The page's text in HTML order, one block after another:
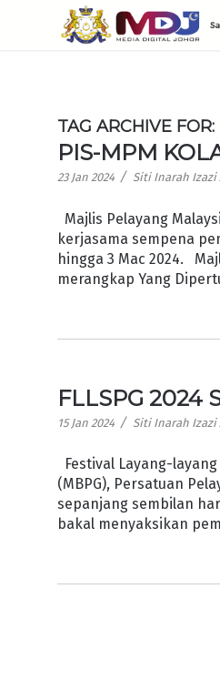
TAG ARCHIVE FOR:
PIS-MPM
23 Jan 2024 / Siti Inarah
Majlis Pelayang
kerjasama sempena
hingga 3 Mac 2024.
merangkap Yang
FLLSPG 2024
15 Jan 2024 / Siti Inarah
Festival Layang-
(MBPG), Persatuan
sepanjang sembilan
bakal menyaksikan